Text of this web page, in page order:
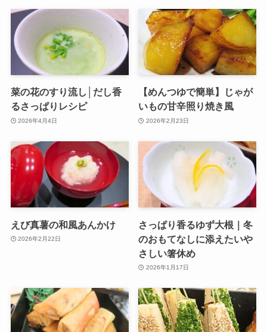
菜の花のすり流し│だし香
るさっぱりレシピ
2026年4月4日
【めんつゆで簡単】じゃが
いもの甘辛照り焼き風
2026年2月23日
えび真薯の和風あんかけ
2026年2月22日
さっぱり香るゆず大根｜冬
のおもてなしに添えたいや
さしい箸休め
2026年1月17日